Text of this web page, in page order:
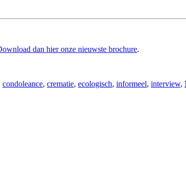
dan hier onze nieuwste brochure.
condoleance, crematie, ecologisch, informeel, interview,